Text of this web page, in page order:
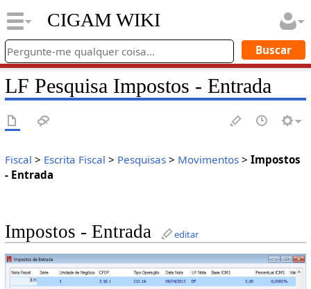
CIGAM WIKI
LF Pesquisa Impostos - Entrada
Fiscal > Escrita Fiscal > Pesquisas> Movimentos> Impostos
- Entrada
Impostos - Entrada editar